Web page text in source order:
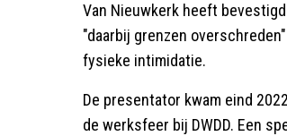
Van Nieuwkerk heeft
"daarbij grenzen
fysieke intimidatie.
De presentator kwam eind
de werksfeer bij DWDD. Een